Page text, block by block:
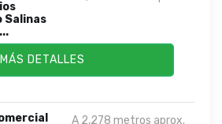
Salinas
MÁS DETALLES
A 2,278 metros aprox.